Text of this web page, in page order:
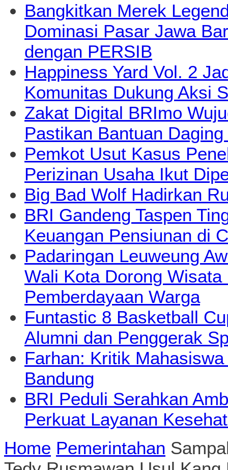
Bangkitkan Merek
Dominasi Pasar Jawa
dengan PERSIB
Happiness Yard Vol. 2
Komunitas Dukung Aksi
Zakat Digital BRImo
Pastikan Bantuan
Pemkot Usut Kasus
Perizinan Usaha Ikut
Big Bad Wolf Hadirkan
BRI Gandeng Taspen
Keuangan Pensiunan di
Padaringan Leuweung
Wali Kota Dorong
Pemberdayaan Warga
Funtastic 8 Basketball
Alumni dan Penggerak
Farhan: Kritik
Bandung
BRI Peduli Serahkan
Perkuat Layanan
Home Pemerintahan